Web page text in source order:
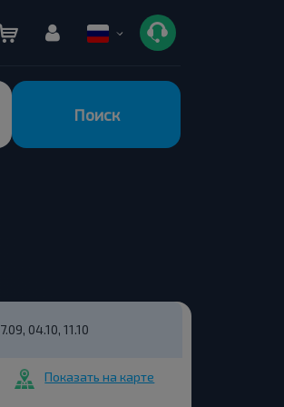
Поиск
04.10, 11.10
Показать на карте